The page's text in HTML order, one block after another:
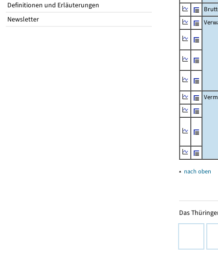
Definitionen und Erläuterungen
Newsletter
▴ nach oben
Das